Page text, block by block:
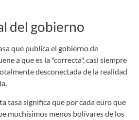
del gobierno
que publica el gobierno de
a que es la "correcta", casi siempre
desconectada de la realidad
tasa significa que por cada euro que
muchísimos menos bolívares de los